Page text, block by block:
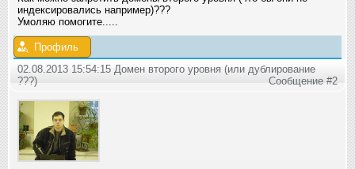
индексировались например)???
Умоляю помогите.....
Профиль
02.08.2013 15:54:15 Домен второго уровня (или дублирование
???)
Сообщение #2